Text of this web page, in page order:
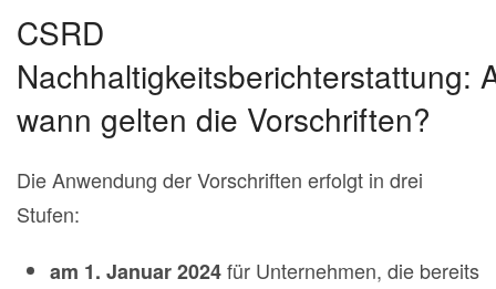
CSRD
Nachhaltigkeitsberichterstattung:
wann gelten die Vorschriften?
Die Anwendung der Vorschriften erfolgt in drei
Stufen:
am 1. Januar 2024für Unternehmen, die bereits